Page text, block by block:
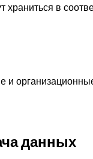
в
данных